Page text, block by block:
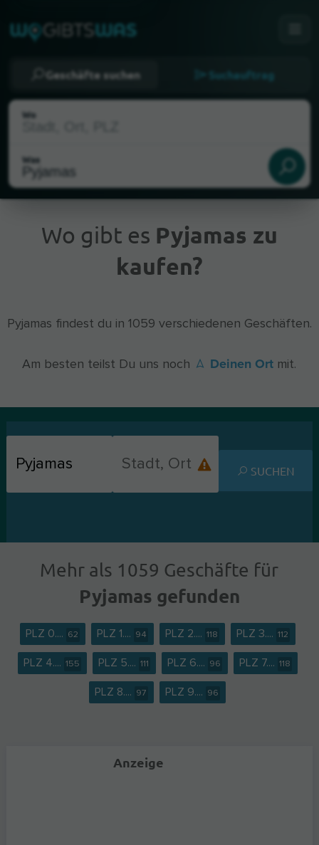
Geschäfte suchen Suchauftrag
Wo
Was
Aktueller Standort
Wo gibt es Pyjamas zu
kaufen?
Pyjamas findest du in 1059 verschiedenen Geschäften.
Am besten teilst Du uns noch Deinen Ort mit.
SUCHEN
Mehr als 1059 Geschäfte für
Pyjamas gefunden
PLZ 0.... 62 PLZ 1.... 94 PLZ 2.... 118 PLZ 3.... 112
PLZ 4.... 155 PLZ 5.... 111 PLZ 6.... 96 PLZ 7.... 118
PLZ 8.... 97 PLZ 9.... 96
Anzeige